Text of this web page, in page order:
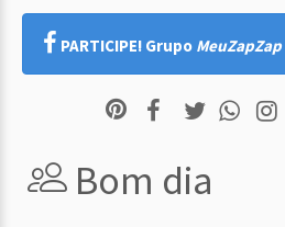
PARTICIPE! Grupo MeuZapZap
Bom dia